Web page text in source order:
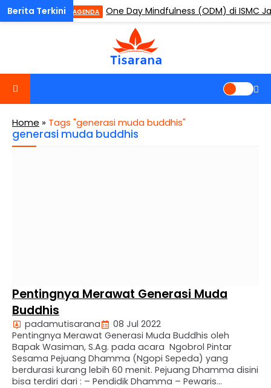
AGENDA One Day Mindfulness (ODM) di ISMC
Home » Tags "generasi muda buddhis"
generasi muda buddhis
Pentingnya Merawat Generasi Muda
Buddhis
padamutisarana
08 Jul 2022
Pentingnya Merawat Generasi Muda Buddhis oleh
Bapak Wasiman, S.Ag. pada acara Ngobrol Pintar
Sesama Pejuang Dhamma (Ngopi Sepeda) yang
berdurasi kurang lebih 60 menit. Pejuang Dhamma disini
bisa terdiri dari : – Pendidik Dhamma – Pewaris